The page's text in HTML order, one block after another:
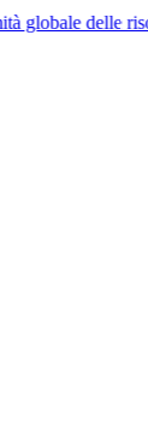
risorse umane